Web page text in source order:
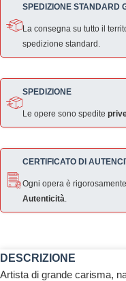
SPEDIZIONE STANDARD
La consegna su tutto il
spedizione standard.
SPEDIZIONE
Le opere sono spedite
CERTIFICATO DI
Ogni opera è
Autenticità.
DESCRIZIONE
Artista di grande carisma,